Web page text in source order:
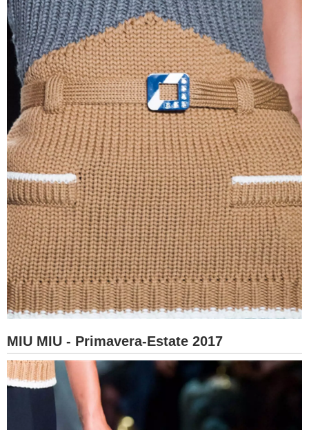
MIU MIU - Primavera-Estate 2017